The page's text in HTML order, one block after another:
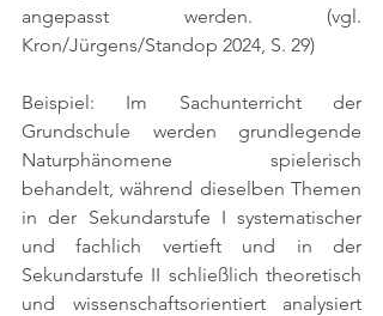
angepasst werden. (vgl.
Kron/Jürgens/Standop 2024, S. 29)
Beispiel: Im Sachunterricht der
Grundschule werden grundlegende
Naturphänomene spielerisch
behandelt, während dieselben Themen
in der Sekundarstufe I systematischer
und fachlich vertieft und in der
Sekundarstufe II schließlich theoretisch
und wissenschaftsorientiert analysiert